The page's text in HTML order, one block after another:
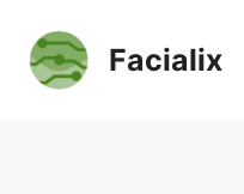
Facialix